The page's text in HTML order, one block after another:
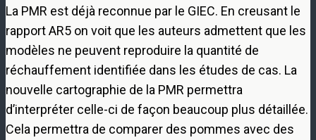
La PMR est déjà reconnue par le GIEC. En creusant le
rapport AR5 on voit que les auteurs admettent que les
modèles ne peuvent reproduire la quantité de
réchauffement identifiée dans les études de cas. La
nouvelle cartographie de la PMR permettra
d’interpréter celle-ci de façon beaucoup plus détaillée.
Cela permettra de comparer des pommes avec des